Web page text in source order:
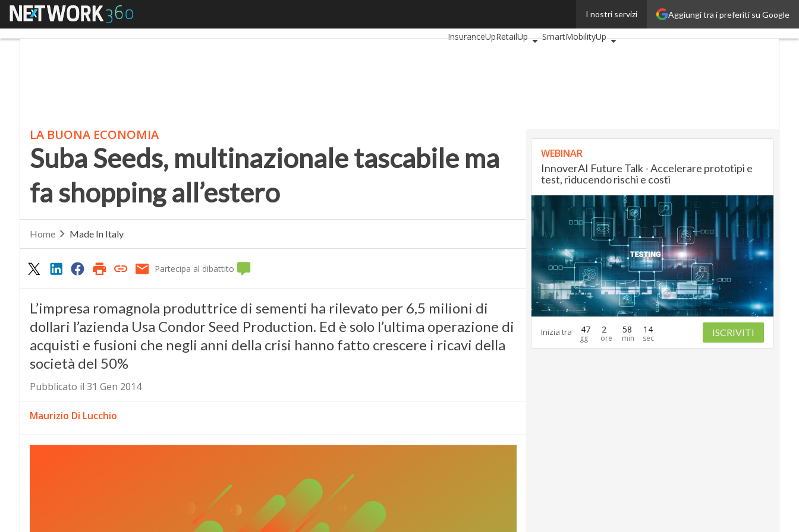
Aggiungi tra i preferiti su Google
I nostri servizi
Menu
BankingUp
InsuranceUpRetailUp
SmartMobilityUp
LA BUONA ECONOMIA
Suba Seeds, multinazionale tascabile ma
fa shopping all’estero
Home Made In Italy
Partecipa al dibattito
L’impresa romagnola produttrice di sementi ha rilevato per 6,5 milioni di
dollari l’azienda Usa Condor Seed Production. Ed è solo l’ultima operazione di
acquisti e fusioni che negli anni della crisi hanno fatto crescere i ricavi della
società del 50%
Pubblicato il 31 Gen 2014
Maurizio Di Lucchio
WEBINAR
InnoverAI Future Talk - Accelerare prototipi e
test, riducendo rischi e costi
Inizia tra 47 2 58 13 ISCRIVITI